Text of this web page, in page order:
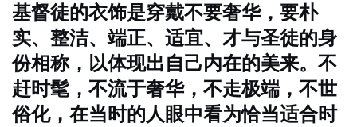
基督徒的衣饰是穿戴不要奢华，要朴
实、整洁、端正、适宜、才与圣徒的身
份相称，以体现出自己内在的美来。不
赶时髦，不流于奢华，不走极端，不世
俗化，在当时的人眼中看为恰当适合时